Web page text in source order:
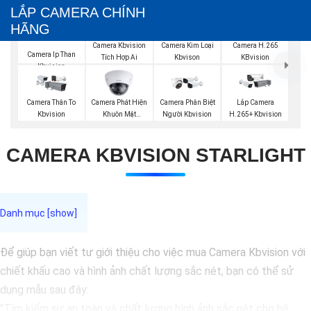
LẮP CAMERA CHÍNH
HÃNG
Camera Ip Than
Kbvision
Camera Kbvision
Tích Hợp Ai
Camera Kim Loại
Kbvison
Camera H.265
KBvision
Camera Thân To
Kbvision
Camera Phát Hiện
Khuôn Mặt
Camera Phân Biệt
Người Kbvision
Lắp Camera
H.265+ Kbvision
CAMERA KBVISION STARLIGHT
Để giúp bạn viết tư giới thiệu cho việc mua Camera Kbvision với
chiết khấu cao và hình ảnh chất lượng sắc nét, bạn có thể sử
dụng mẫu sau đây: